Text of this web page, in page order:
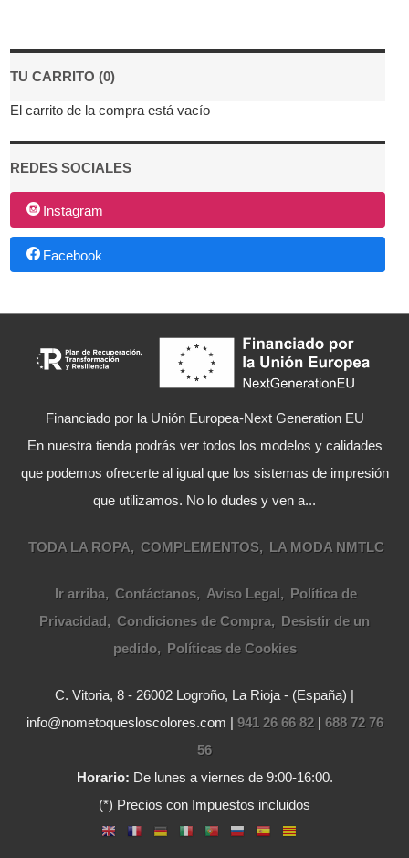
TU CARRITO (0)
El carrito de la compra está vacío
REDES SOCIALES
Instagram
Facebook
Financiado por la Unión Europea-Next Generation EU
En nuestra tienda podrás ver todos los modelos y calidades
que podemos ofrecerte al igual que los sistemas de impresión
que utilizamos. No lo dudes y ven a...
TODA LA ROPA COMPLEMENTOS LA MODA NMTLC
Ir arriba Contáctanos Aviso Legal
Política de
Privacidad
Condiciones de Compra
Desistir de un
pedido
Políticas de Cookies
C. Vitoria, 8 - 26002 Logroño, La Rioja - (España) |
info@nometoquesloscolores.com | 941 26 66 82| 688 72 76
56
Horario: De lunes a viernes de 9:00-16:00.
(*) Precios con Impuestos incluidos